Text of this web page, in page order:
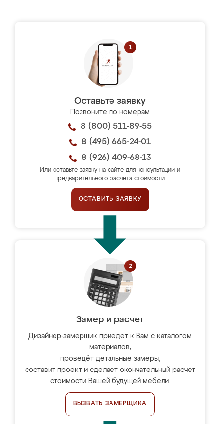
Оставьте заявку
Позвоните по номерам
8 (800) 511-89-55
8 (495) 665-24-01
8 (926) 409-68-13
Или оставьте заявку на сайте для консультации и
предварительного расчёта стоимости.
ОСТАВИТЬ ЗАЯВКУ
Замер и расчет
Дизайнер-замерщик приедет к Вам с каталогом
материалов,
проведёт детальные замеры,
составит проект и сделает окончательный расчёт
стоимости Вашей будущей мебели.
ВЫЗВАТЬ ЗАМЕРЩИКА